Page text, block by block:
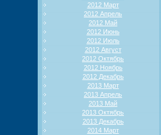
2012 Март
2012 Апрель
2012 Май
2012 Июнь
2012 Июль
2012 Август
2012 Октябрь
2012 Ноябрь
2012 Декабрь
2013 Март
2013 Апрель
2013 Май
2013 Октябрь
2013 Декабрь
2014 Март